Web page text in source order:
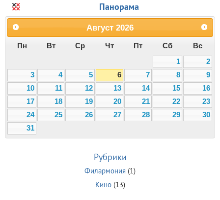
Панорама
Август 2026
Пн Вт Ср Чт Пт Сб
Вс
1
2
3
4 5 6 7 8
9
10
11 12 13 14 15
16
17
18 19 20 21 22
23
24
25 26 27 28 29
30
31
Рубрики
Филармония (1)
Кино(13)